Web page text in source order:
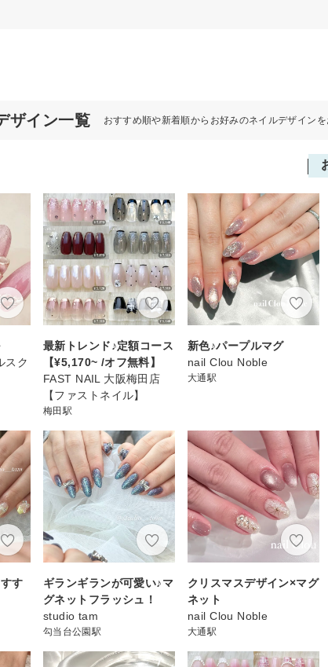
ザイン一覧 おすすめ順や新着順からお好みのネイルデザインを
スク
最新トレンド♪定額コース
【¥5,170~ /オフ無料】
FAST NAIL 大阪梅田店
【ファストネイル】
梅田駅
新色♪パープルマグ
nail Clou Noble
大通駅
す
ギランギランが可愛い♪マ
グネットフラッシュ！
studio tam
勾当台公園駅
クリスマスデザイン×マグ
ネット
nail Clou Noble
大通駅